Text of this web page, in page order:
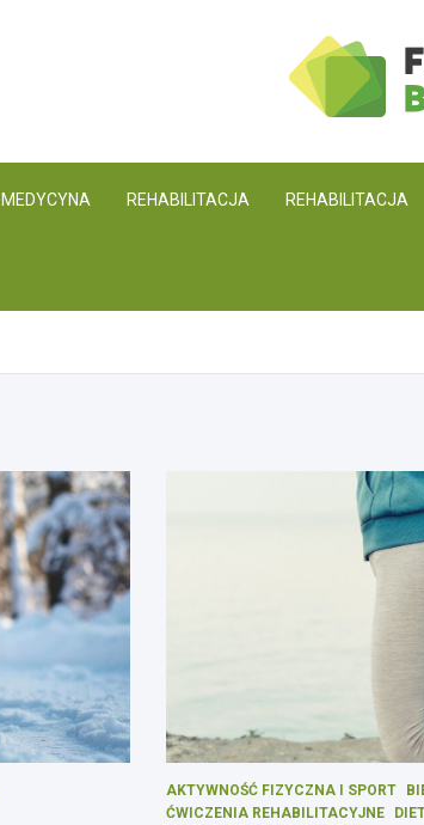
MEDYCYNA REHABILITACJA REHABILITACJA
AKTYWNOŚĆ FIZYCZNA I SPORT
ĆWICZENIA REHABILITACYJNE